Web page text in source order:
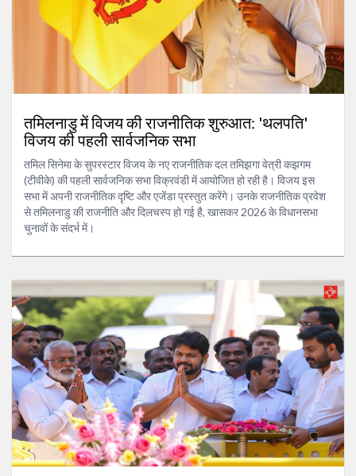
तमिलनाडु में विजय की राजनीतिक शुरुआत: 'थलपति'
विजय की पहली सार्वजनिक सभा
तमिल सिनेमा के सुपरस्टार विजय के नए राजनीतिक दल तमिझगा वेत्री कझगम
(टीवीके) की पहली सार्वजनिक सभा विक्रवंडी में आयोजित हो रही है। विजय इस
सभा में अपनी राजनीतिक दृष्टि और एजेंडा प्रस्तुत करेंगे। उनके राजनीतिक प्रवेश
से तमिलनाडु की राजनीति और दिलचस्प हो गई है, खासकर 2026 के विधानसभा
चुनावों के संदर्भ में।